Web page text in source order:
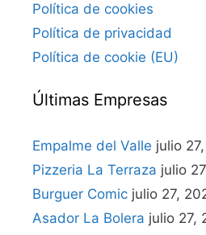
Política de cookies
Política de privacidad
Política de cookie (EU)
Últimas Empresas
Empalme del Valle julio
Pizzeria La Terraza julio
Burguer Comic julio 27,
Asador La Bolera julio 27,